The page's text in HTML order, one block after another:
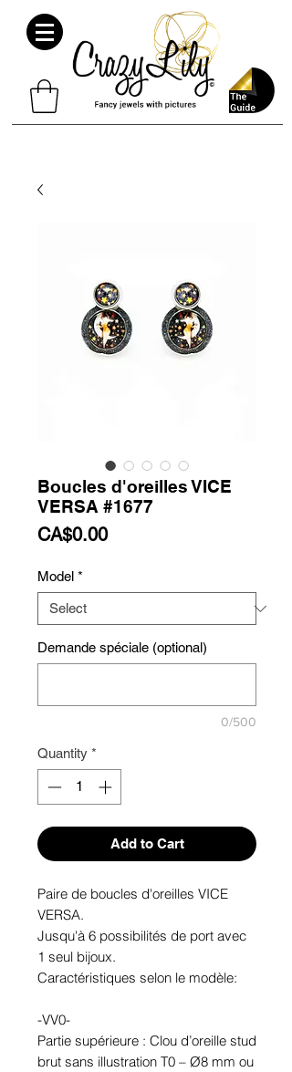
Boucles d'oreilles VICE
VERSA #1677
CA$0.00Price
Model *
Demande spéciale (optional)
0/500
Quantity *
Add to Cart
Paire de boucles d'oreilles VICE
VERSA.
Jusqu'à 6 possibilités de port avec
1 seul bijoux.
Caractéristiques selon le modèle:
-VV0-
Partie supérieure : Clou d’oreille stud
brut sans illustration T0 – Ø8 mm ou